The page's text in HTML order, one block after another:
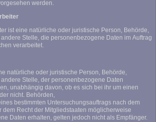
werden.
ist eine natürliche oder juristische Person, Behörde,
Stelle, die personenbezogene Daten im Auftrag
verarbeitet.
natürliche oder juristische Person, Behörde,
Stelle, der personenbezogene Daten
unabhängig davon, ob es sich bei ihr um einen
nicht. Behörden,
bestimmten Untersuchungsauftrags nach dem
dem Recht der Mitgliedstaaten möglicherweise
Daten erhalten, gelten jedoch nicht als Empfänger.